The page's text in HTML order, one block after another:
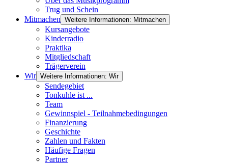
Trug und Schein
Mitmachen Weitere Informationen: Mitmachen
Kursangebote
Kinderradio
Praktika
Mitgliedschaft
Trägerverein
Wir Weitere Informationen: Wir
Sendegebiet
Tonkuhle ist ...
Team
Gewinnspiel - Teilnahmebedingungen
Finanzierung
Geschichte
Zahlen und Fakten
Häufige Fragen
Partner